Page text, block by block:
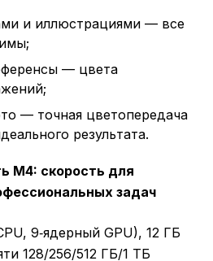
и иллюстрациями — все
— цвета
— точная цветопередача
результата.
M4: скорость для
задач
9‑ядерный GPU), 12 ГБ
128/256/512 ГБ/1 ТБ